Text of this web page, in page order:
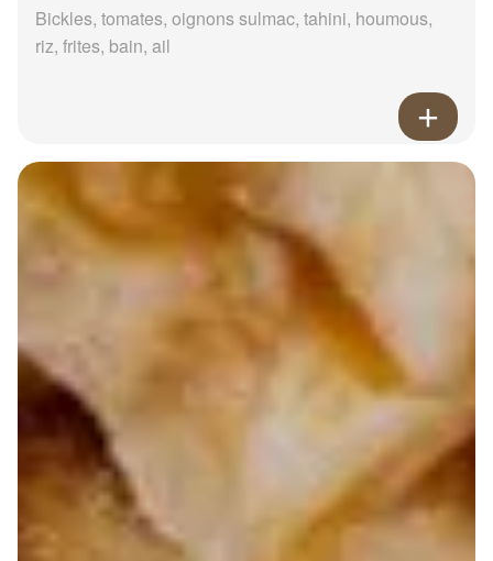
Bickles, tomates, oignons sulmac, tahini, houmous,
riz, frites, bain, ail